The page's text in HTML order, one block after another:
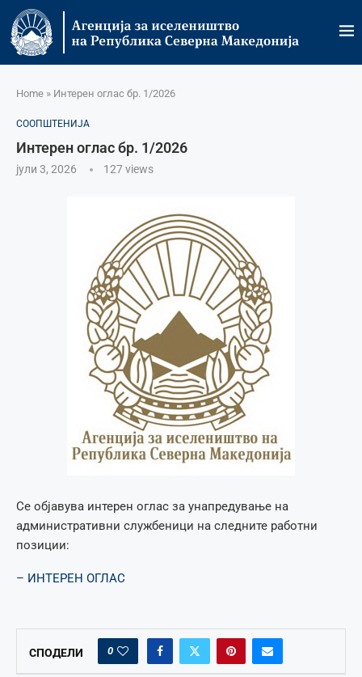
Home » Интерен оглас бр. 1/2026
СООПШТЕНИЈА
Интерен оглас бр. 1/2026
јули 3, 2026 127views
Се објавува интерен оглас за унапредување на
административни службеници на следните работни
позиции:
– ИНТЕРЕН ОГЛАС
СПОДЕЛИ 0